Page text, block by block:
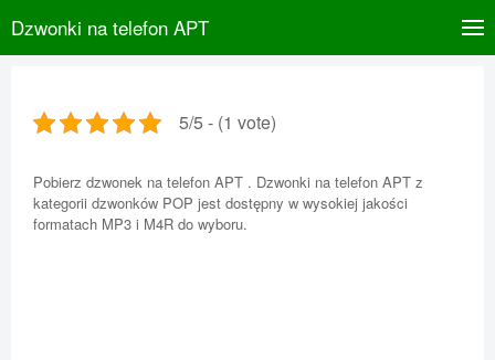
Dzwonki na telefon APT
5/5 - (1 vote)
Pobierz dzwonek na telefon APT . Dzwonki na telefon APT z
kategorii dzwonków POP jest dostępny w wysokiej jakości
formatach MP3 i M4R do wyboru.